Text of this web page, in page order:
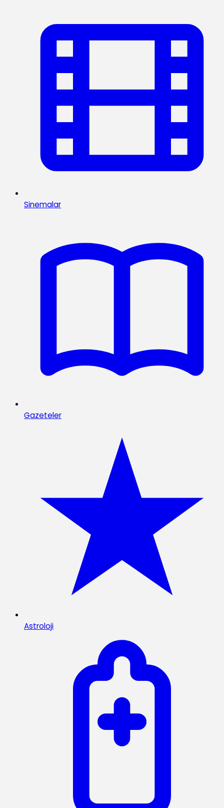
Sinemalar
Gazeteler
Astroloji